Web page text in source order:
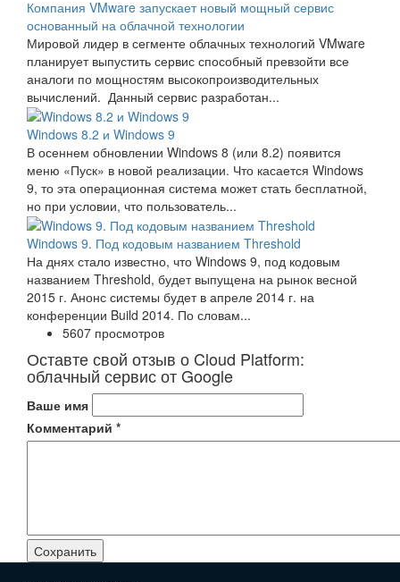
Компания VMware запускает новый мощный сервис
основанный на облачной технологии
Мировой лидер в сегменте облачных технологий VMware
планирует выпустить сервис способный превзойти все
аналоги по мощностям высокопроизводительных
вычислений. Данный сервис разработан...
Windows 8.2 и Windows 9
В осеннем обновлении Windows 8 (или 8.2) появится
меню «Пуск» в новой реализации. Что касается Windows
9, то эта операционная система может стать бесплатной,
но при условии, что пользователь...
Windows 9. Под кодовым названием Threshold
На днях стало известно, что Windows 9, под кодовым
названием Threshold, будет выпущена на рынок весной
2015 г. Анонс системы будет в апреле 2014 г. на
конференции Build 2014. По словам...
5607 просмотров
Оставте свой отзыв о Cloud Platform:
облачный сервис от Google
Ваше имя
Комментарий *